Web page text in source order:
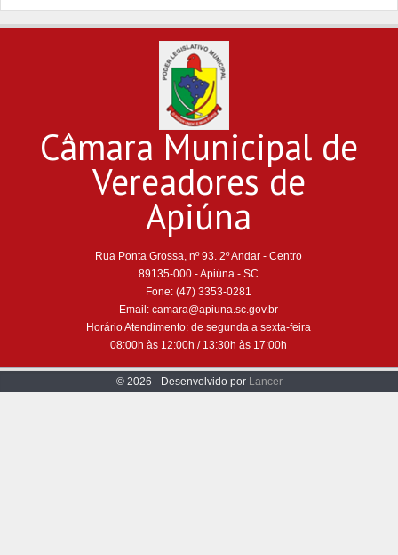
Câmara Municipal de
Vereadores de
Apiúna
Rua Ponta Grossa, nº 93. 2º Andar - Centro
89135-000 - Apiúna - SC
Fone: (47) 3353-0281
Email: camara@apiuna.sc.gov.br
Horário Atendimento: de segunda a sexta-feira
08:00h às 12:00h / 13:30h às 17:00h
© 2026 - Desenvolvido por Lancer